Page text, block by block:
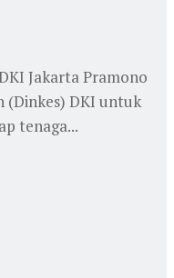
Jakarta Pramono
(Dinkes) DKI untuk
tenaga...